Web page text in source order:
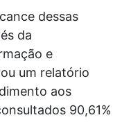
dessas
da
e
um relatório
aos
90,61%